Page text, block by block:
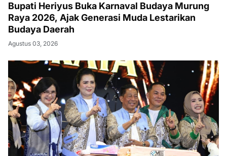
Bupati Heriyus Buka Karnaval Budaya Murung
Raya 2026, Ajak Generasi Muda Lestarikan
Budaya Daerah
Agustus 03, 2026